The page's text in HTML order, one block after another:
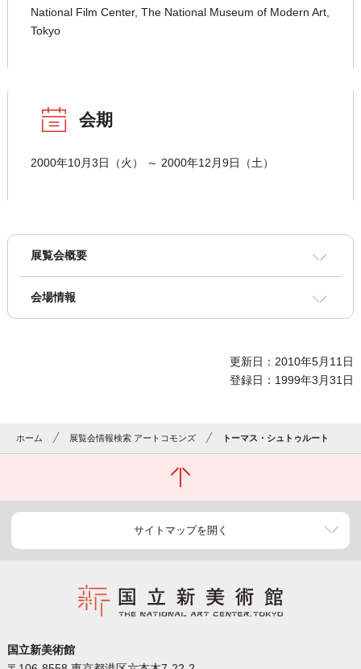
National Film Center, The National Museum of Modern Art,
Tokyo
会期
2000年10月3日（火） ～ 2000年12月9日（土）
展覧会概要
会場情報
更新日：2010年5月11日
登録日：1999年3月31日
ホーム 展覧会情報検索 アートコモンズ トーマス・シュトゥルート
サイトマップを開く
国立新美術館